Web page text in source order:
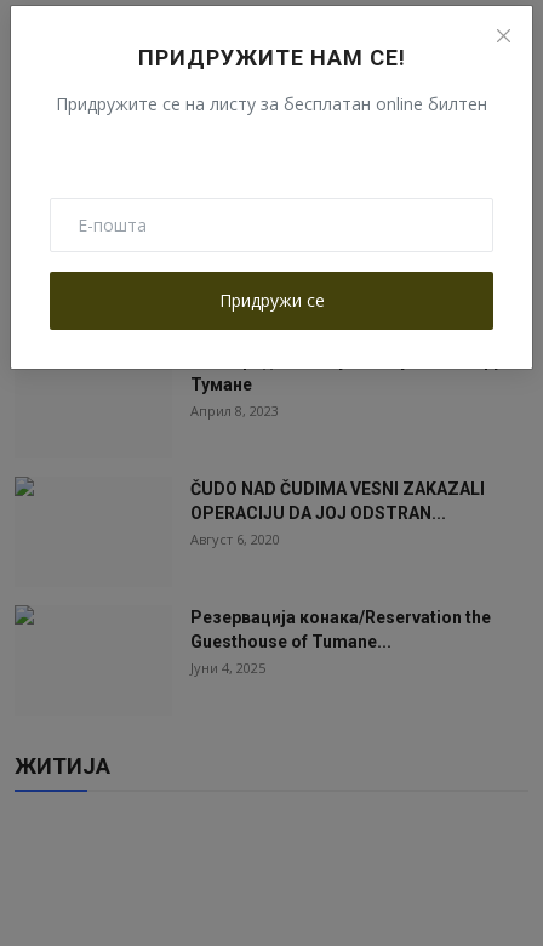
ПРИДРУЖИТЕ НАМ СЕ!
Придружите се на листу за бесплатан online билтен
Придружи се
ИНФОРМАЦИЈЕ ЗА ХОДОЧАСНИКЕ И
ХОДОЧАСНИКА
Тумане
Април 8, 2023
ČUDO NAD ČUDIMA VESNI ZAKAZALI
OPERACIJU DA JOJ ODSTRAN...
Август 6, 2020
Резервација конака/Reservation the
Guesthouse of Tumane...
Јуни 4, 2025
ЖИТИЈА